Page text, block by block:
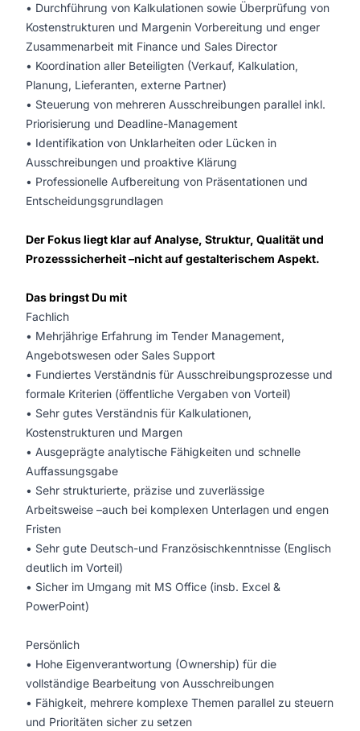
• Durchführung von Kalkulationen sowie Überprüfung von
Kostenstrukturen und Margenin Vorbereitung und enger
Zusammenarbeit mit Finance und Sales Director
• Koordination aller Beteiligten (Verkauf, Kalkulation,
Planung, Lieferanten, externe Partner)
• Steuerung von mehreren Ausschreibungen parallel inkl.
Priorisierung und Deadline-Management
• Identifikation von Unklarheiten oder Lücken in
Ausschreibungen und proaktive Klärung
• Professionelle Aufbereitung von Präsentationen und
Entscheidungsgrundlagen
Der Fokus liegt klar auf Analyse, Struktur, Qualität und
Prozesssicherheit –nicht auf gestalterischem Aspekt.
Das bringst Du mit
Fachlich
• Mehrjährige Erfahrung im Tender Management,
Angebotswesen oder Sales Support
• Fundiertes Verständnis für Ausschreibungsprozesse und
formale Kriterien (öffentliche Vergaben von Vorteil)
• Sehr gutes Verständnis für Kalkulationen,
Kostenstrukturen und Margen
• Ausgeprägte analytische Fähigkeiten und schnelle
Auffassungsgabe
• Sehr strukturierte, präzise und zuverlässige
Arbeitsweise –auch bei komplexen Unterlagen und engen
Fristen
• Sehr gute Deutsch-und Französischkenntnisse (Englisch
deutlich im Vorteil)
• Sicher im Umgang mit MS Office (insb. Excel &
PowerPoint)
Persönlich
• Hohe Eigenverantwortung (Ownership) für die
vollständige Bearbeitung von Ausschreibungen
• Fähigkeit, mehrere komplexe Themen parallel zu steuern
und Prioritäten sicher zu setzen